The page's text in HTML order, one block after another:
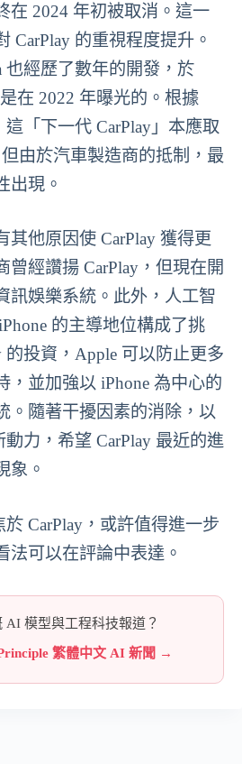
在 2024 年初被取消。這一
CarPlay 的重視程度提升。
也經歷了數年的開發，於
在 2022 年曝光的。根據
「下一代 CarPlay」本應取
由於汽車製造商的抵制，最
出現。
其他原因使 CarPlay 獲得更
曾經讚揚 CarPlay，但現在開
訊娛樂系統。此外，人工智
的主導地位構成了挑
的投資，Apple 可以防止更多
，並加強以 iPhone 為中心的
。隨著干擾因素的消除，以
動力，希望 CarPlay 最近的進
象。
CarPlay，或許值得進一步
法可以在評論中表達。
AI 模型與工程科技報道？
繁體中文 AI 新聞 →